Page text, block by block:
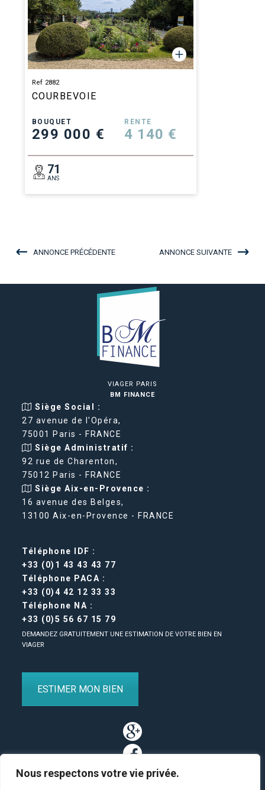
Nous respectons votre vie privée.
Ref 2882
COURBEVOIE
BOUQUET
299 000 €
RENTE
4 140 €
71
ANS
ANNONCE PRÉCÉDENTE ANNONCE SUIVANTE
VIAGER PARIS
BM FINANCE
Siège Social :
27 avenue de l'Opéra,
75001 Paris - FRANCE
Siège Administratif :
92 rue de Charenton,
75012 Paris - FRANCE
Siège Aix-en-Provence :
16 avenue des Belges,
13100 Aix-en-Provence - FRANCE
Téléphone IDF :
+33 (0)1 43 43 43 77
Téléphone PACA :
+33 (0)4 42 12 33 33
Téléphone NA :
+33 (0)5 56 67 15 79
DEMANDEZ GRATUITEMENT UNE ESTIMATION DE VOTRE BIEN EN
VIAGER
ESTIMER MON BIEN